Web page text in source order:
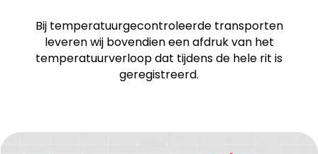
Bij temperatuurgecontroleerde transporten
leveren wij bovendien een afdruk van het
temperatuurverloop dat tijdens de hele rit is
geregistreerd.